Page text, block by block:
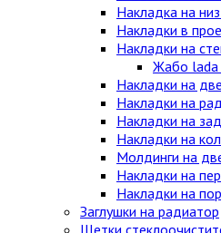
Накладка на
Накладки в
Накладки на
Жабо lada
Накладки на
Накладки на
Накладки на
Накладки на
Молдинги на
Накладки на
Накладки на
Заглушки на радиатор
Щетки